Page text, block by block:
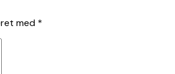
med *